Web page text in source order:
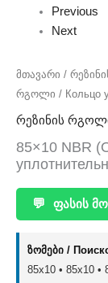
Previous
Next
მთავარი /
რგოლი / Кольцо
რეზინის
85×10 NBR
💬 ფასის
ზომები /
85x10 • 85х10 •